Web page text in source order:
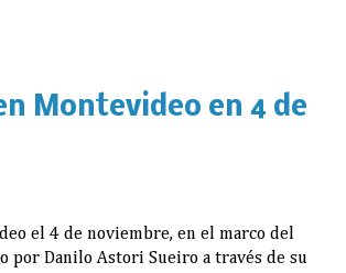
Montevideo en 4 de
el 4 de noviembre, en el marco del
por Danilo Astori Sueiro a través de su